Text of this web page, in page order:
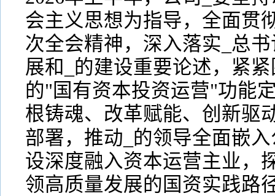
会主义思想为指导，全面贯
次全会精神，深入落实_总
展和_的建设重要论述，紧
的"国有资本投资运营"功能
根铸魂、改革赋能、创新驱
部署，推动_的领导全面嵌
设深度融入资本运营主业，
领高质量发展的国资实践路